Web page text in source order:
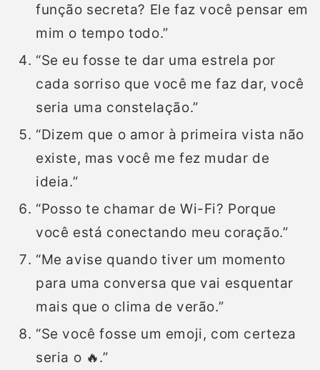
função secreta? Ele faz você pensar em
mim o tempo todo.”
“Se eu fosse te dar uma estrela por
cada sorriso que você me faz dar, você
seria uma constelação.”
“Dizem que o amor à primeira vista não
existe, mas você me fez mudar de
ideia.”
“Posso te chamar de Wi-Fi? Porque
você está conectando meu coração.”
“Me avise quando tiver um momento
para uma conversa que vai esquentar
mais que o clima de verão.”
“Se você fosse um emoji, com certeza
seria o 🔥.”